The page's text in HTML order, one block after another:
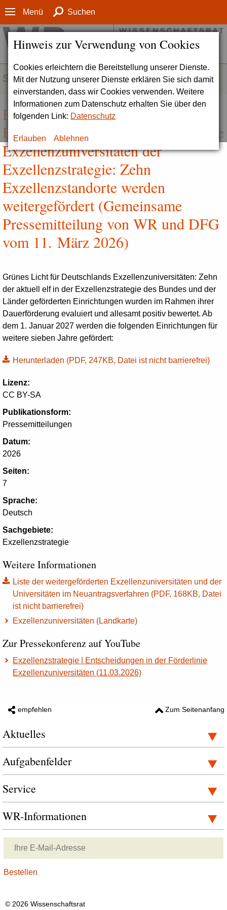
Hinweis zur Verwendung von Cookies
Cookies erleichtern die Bereitstellung unserer Dienste.
Mit der Nutzung unserer Dienste erklären Sie sich damit
einverstanden, dass wir Cookies verwenden. Weitere
Informationen zum Datenschutz erhalten Sie über den
folgenden Link: Datenschutz
Erlauben Ablehnen
Menü Suchen
SERVICE
Entscheidung im
Evaluationsverfahren der Förderlinie
Exzellenzuniversitäten der
Exzellenzstrategie: Zehn
Exzellenzstandorte werden
weitergefördert (Gemeinsame
Pressemitteilung von WR und DFG
vom 11. März 2026)
Grünes Licht für Deutschlands Exzellenzuniversitäten: Zehn
der aktuell elf in der Exzellenzstrategie des Bundes und der
Länder geförderten Einrichtungen wurden im Rahmen ihrer
Dauerförderung evaluiert und allesamt positiv bewertet. Ab
dem 1. Januar 2027 werden die folgenden Einrichtungen für
weitere sieben Jahre gefördert:
Herunterladen (PDF, 247KB, Datei ist nicht barrierefrei)
Lizenz:
CC BY-SA
Publikationsform:
Pressemitteilungen
Datum:
2026
Seiten:
7
Sprache:
Deutsch
Sachgebiete:
Exzellenzstrategie
Weitere Informationen
Liste der weitergeförderten Exzellenzuniversitäten und der
Universitäten im Neuantragsverfahren (PDF, 168KB, Datei
ist nicht barrierefrei)
Exzellenzuniversitäten (Landkarte)
Zur Pressekonferenz auf YouTube
Exzellenzstrategie | Entscheidungen in der Förderlinie
Exzellenzuniversitäten (11.03.2026)
empfehlen Zum Seitenanfang
Aktuelles
Aufgabenfelder
Service
WR-Informationen
© 2026 Wissenschaftsrat